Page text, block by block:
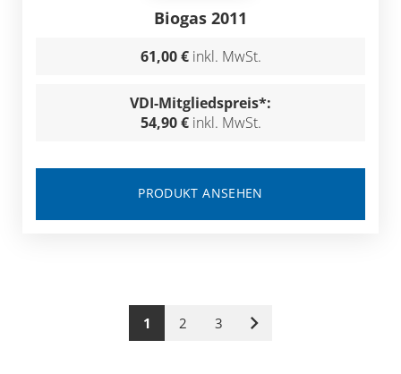
Biogas 2011
61,00 € inkl. MwSt.
VDI-Mitgliedspreis*:
54,90 € inkl. MwSt.
PRODUKT ANSEHEN
1 2 3
Nächste